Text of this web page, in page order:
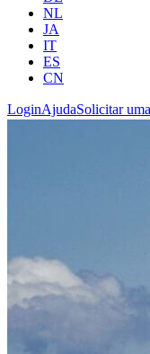
NL
JA
IT
ES
CN
LoginAjudaSolicitar